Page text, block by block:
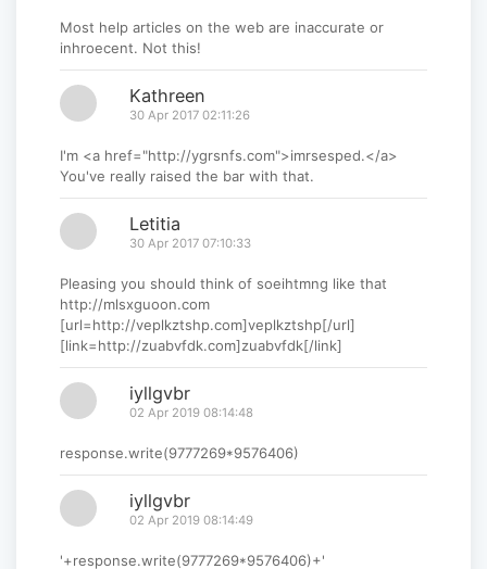
Most help articles on the web are inaccurate or
inhroecent. Not this!
Kathreen
30 Apr 2017 02:11:26
I'm <a href="http://ygrsnfs.com">imrsesped.</a>
You've really raised the bar with that.
Letitia
30 Apr 2017 07:10:33
Pleasing you should think of soeihtmng like that
http://mlsxguoon.com
[url=http://veplkztshp.com]veplkztshp[/url]
[link=http://zuabvfdk.com]zuabvfdk[/link]
iyllgvbr
02 Apr 2019 08:14:48
response.write(9777269*9576406)
iyllgvbr
02 Apr 2019 08:14:49
'+response.write(9777269*9576406)+'